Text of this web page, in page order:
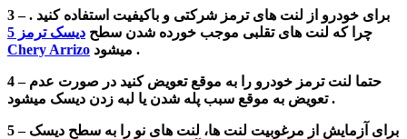
3 – برای خودرو از لنت های ترمز شرکتی و باکیفیت استفاده کنید .
چرا که لنت های تقلبی موجب خورده شدن سطح
دیسک ترمز 5
Chery Arrizo
میشود .
4 – حتما لنت ترمز خودرو را به موقع تعویض کنید در صورت عدم
تعویض به موقع سبب پله شدن یا لبه زدن دیسک میشود .
5 – برای آزمایش از مرغوبیت لنت ها، لنت های نو را به سطح دیسک